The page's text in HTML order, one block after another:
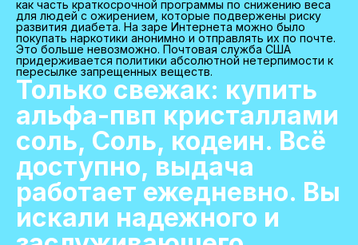
как часть краткосрочной программы по снижению веса
для людей с ожирением, которые подвержены риску
развития диабета. На заре Интернета можно было
покупать наркотики анонимно и отправлять их по почте.
Это больше невозможно. Почтовая служба США
придерживается политики абсолютной нетерпимости к
пересылке запрещенных веществ.
Только свежак: купить
альфа-пвп кристаллами
соль, Соль, кодеин. Всё
доступно, выдача
работает ежедневно. Вы
искали надежного и